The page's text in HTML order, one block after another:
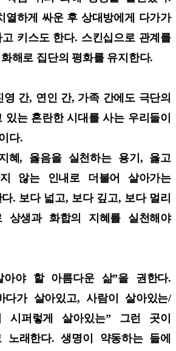
열하게 싸운 후 상대방에게 다가가
키스도 한다. 스킨십으로 관계를
해로 집단의 평화를 유지한다.
간, 연인 간, 가족 간에도 극단의
있는 혼란한 시대를 사는 우리들이
다.
혜, 옳음을 실천하는 용기, 옳고
않는 인내로 더불어 살아가는
. 보다 넓고, 보다 깊고, 보다 멀리
상생과 화합의 지혜를 실천해야
아야 할 아름다운 삶”을 권한다.
다가 살아있고, 사람이 살아있는/
시퍼렇게 살아있는” 그런 곳이
노래한다. 생명이 약동하는 들에